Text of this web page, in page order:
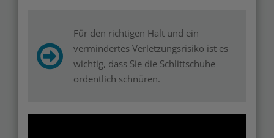
Für den richtigen Halt und ein
vermindertes Verletzungsrisiko ist es
wichtig, dass Sie die Schlittschuhe
ordentlich schnüren.